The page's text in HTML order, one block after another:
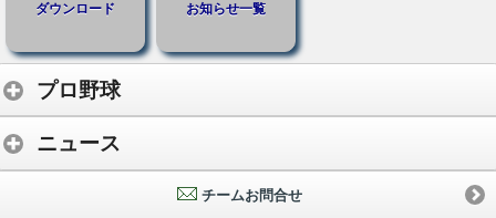
ダウンロード お知らせ一覧
プロ野球
ニュース
チームお問合せ